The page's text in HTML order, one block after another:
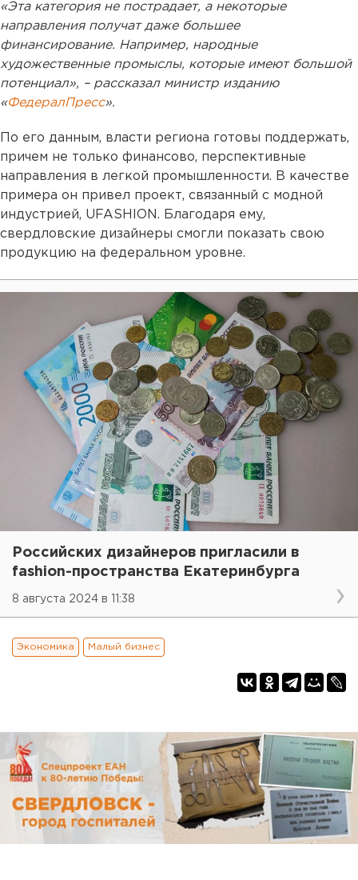
«Эта категория не пострадает, а некоторые
направления получат даже большее
финансирование. Например, народные
художественные промыслы, которые имеют большой
потенциал», – рассказал министр изданию
«ФедералПресс».
По его данным, власти региона готовы поддержать,
причем не только финансово, перспективные
направления в легкой промышленности. В качестве
примера он привел проект, связанный с модной
индустрией, UFASHION. Благодаря ему,
свердловские дизайнеры смогли показать свою
продукцию на федеральном уровне.
Российских дизайнеров пригласили в
fashion-пространства Екатеринбурга
8 августа 2024 в 11:38
Экономика Малый бизнес